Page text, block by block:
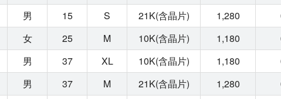
男 15 S 21K(含晶片) 1,280
女 25 M 10K(含晶片) 1,180
男 37 XL 10K(含晶片) 1,180
男 37 M 21K(含晶片) 1,280